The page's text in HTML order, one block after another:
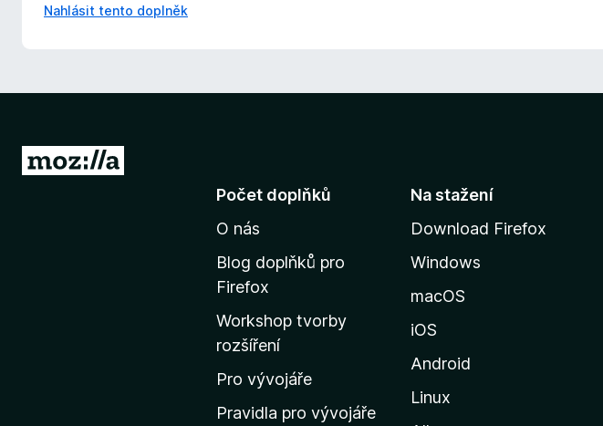
Nahlásit tento doplněk
P
Počet doplňků
O nás
Blog doplňků pro
Firefox
Workshop tvorby
rozšíření
Pro vývojáře
Pravidla pro vývojáře
Na stažení
Download Firefox
Windows
macOS
iOS
Android
Linux